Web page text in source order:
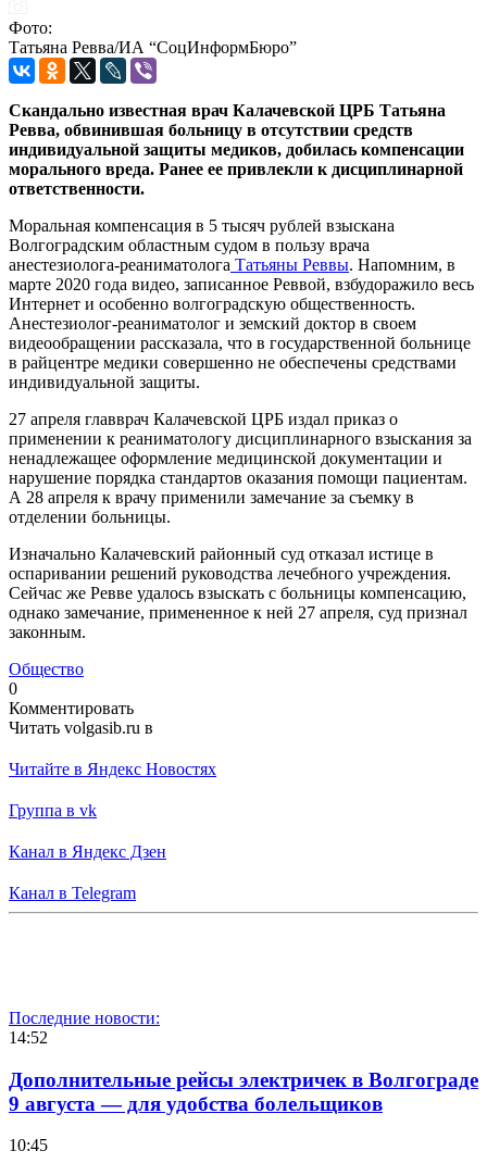
Фото:
Татьяна Ревва/ИА “СоцИнформБюро”
Скандально известная врач Калачевской ЦРБ Татьяна
Ревва, обвинившая больницу в отсутствии средств
индивидуальной защиты медиков, добилась компенсации
морального вреда. Ранее ее привлекли к дисциплинарной
ответственности.
Моральная компенсация в 5 тысяч рублей взыскана
Волгоградским областным судом в пользу врача
анестезиолога-реаниматолога Татьяны Реввы. Напомним, в
марте 2020 года видео, записанное Реввой, взбудоражило весь
Интернет и особенно волгоградскую общественность.
Анестезиолог-реаниматолог и земский доктор в своем
видеообращении рассказала, что в государственной больнице
в райцентре медики совершенно не обеспечены средствами
индивидуальной защиты.
27 апреля главврач Калачевской ЦРБ издал приказ о
применении к реаниматологу дисциплинарного взыскания за
ненадлежащее оформление медицинской документации и
нарушение порядка стандартов оказания помощи пациентам.
А 28 апреля к врачу применили замечание за съемку в
отделении больницы.
Изначально Калачевский районный суд отказал истице в
оспаривании решений руководства лечебного учреждения.
Сейчас же Ревве удалось взыскать с больницы компенсацию,
однако замечание, примененное к ней 27 апреля, суд признал
законным.
Общество
0
Комментировать
Читать volgasib.ru в
Читайте в Яндекс Новостях
Группа в vk
Канал в Яндекс Дзен
Канал в Telegram
Последние новости:
14:52
Дополнительные рейсы электричек в Волгограде
9 августа — для удобства болельщиков
10:45